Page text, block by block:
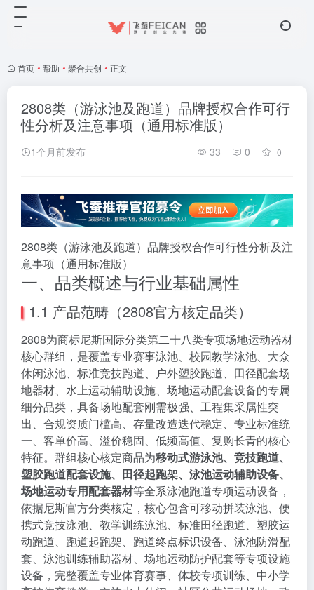
首页 • 帮助 • 聚合共创 • 正文
2808类（游泳池及跑道）品牌授权合作可行
性分析及注意事项（通用标准版）
1个月前发布 33 0 0
2808类（游泳池及跑道）品牌授权合作可行性分析及注
意事项（通用标准版）
一、品类概述与行业基础属性
1.1 产品范畴（2808官方核定品类）
2808为商标尼斯国际分类第二十八类专项场地运动器材
核心群组，是覆盖专业赛事泳池、校园教学泳池、大众
休闲泳池、标准竞技跑道、户外塑胶跑道、田径配套场
地器材、水上运动辅助设施、场地运动配套设备的专属
细分品类，具备场地配套刚需极强、工程集采属性突
出、合规资质门槛高、存量改造迭代稳定、专业标准统
一、客单价高、溢价稳固、低频高值、复购长青的核心
特征。群组核心核定商品为移动式游泳池、竞技跑道、
塑胶跑道配套设施、田径起跑架、泳池运动辅助设备、
场地运动专用配套器材等全系泳池跑道专项运动设备，
依据尼斯官方分类核定，核心包含可移动拼装泳池、便
携式竞技泳池、教学训练泳池、标准田径跑道、塑胶运
动跑道、跑道起跑架、跑道终点标识设备、泳池防滑配
套、泳池训练辅助器材、场地运动防护配套等专项设施
设备，完整覆盖专业体育赛事、体校专项训练、中小学